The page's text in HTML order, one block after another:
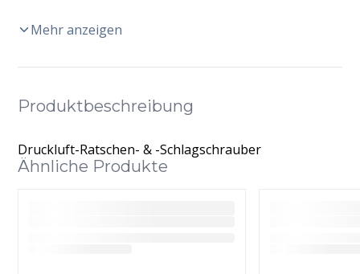
Mehr anzeigen
Produktbeschreibung
Druckluft-Ratschen- & -Schlagschrauber
Ähnliche Produkte